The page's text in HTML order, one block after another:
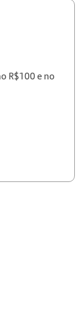
R$100 e no